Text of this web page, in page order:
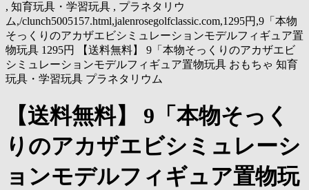
, 知育玩具・学習玩具 , プラネタリウ
ム,/clunch5005157.html,jalenrosegolfclassic.com,1295円,9「本物
そっくりのアカザエビシミュレーションモデルフィギュア置
物玩具 1295円 【送料無料】 9「本物そっくりのアカザエビ
シミュレーションモデルフィギュア置物玩具 おもちゃ 知育
玩具・学習玩具 プラネタリウム
【送料無料】 9「本物そっく
りのアカザエビシミュレーシ
ョンモデルフィギュア置物玩